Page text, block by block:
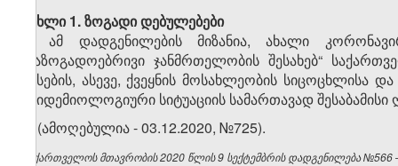
მუხლი 1. ზოგადი დებულებები
1. ამ დადგენილების მიზანია, ახალი
„საზოგადოებრივი ჯანმრთელობის შესახებ“
წესების, ასევე, ქვეყნის მოსახლეობის
ეპიდემიოლოგიური სიტუაციის სამართავად შესაბამისი
2. (ამოღებულია - 03.12.2020, №725).
საქართველოს მთავრობის 2020 წლის 9 სექტემბრის დადგენილება №566